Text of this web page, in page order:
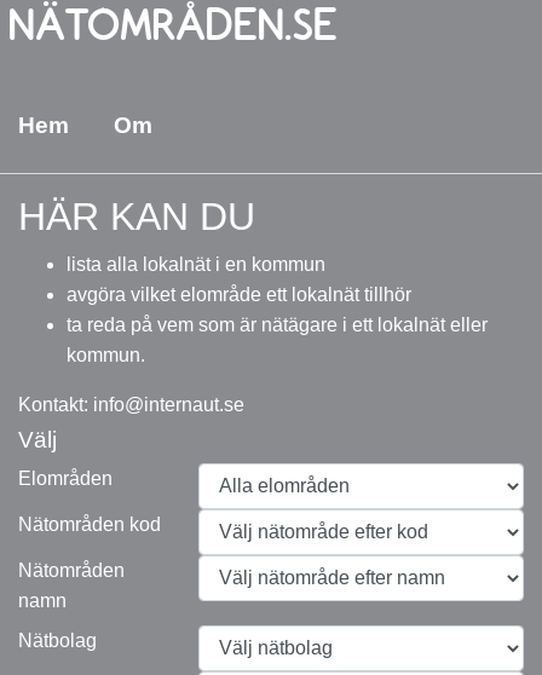
Hem Om
HÄR KAN DU
lista alla lokalnät i en kommun
avgöra vilket elområde ett lokalnät tillhör
ta reda på vem som är nätägare i ett lokalnät eller
kommun.
Kontakt: info@internaut.se
Välj
Elområden
Nätområden kod
Nätområden
namn
Nätbolag